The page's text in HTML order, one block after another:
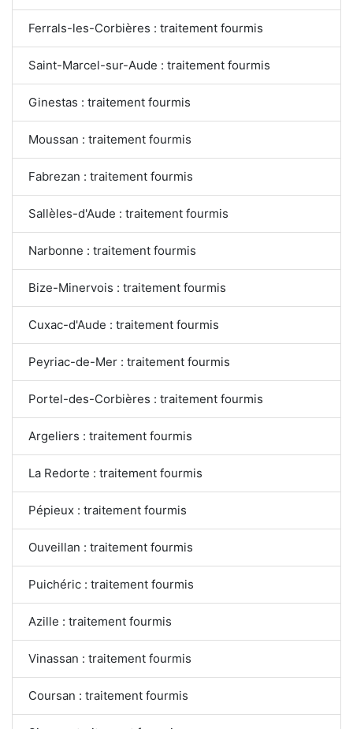
Ferrals-les-Corbières : traitement fourmis
Saint-Marcel-sur-Aude : traitement fourmis
Ginestas : traitement fourmis
Moussan : traitement fourmis
Fabrezan : traitement fourmis
Sallèles-d'Aude : traitement fourmis
Narbonne : traitement fourmis
Bize-Minervois : traitement fourmis
Cuxac-d'Aude : traitement fourmis
Peyriac-de-Mer : traitement fourmis
Portel-des-Corbières : traitement fourmis
Argeliers : traitement fourmis
La Redorte : traitement fourmis
Pépieux : traitement fourmis
Ouveillan : traitement fourmis
Puichéric : traitement fourmis
Azille : traitement fourmis
Vinassan : traitement fourmis
Coursan : traitement fourmis